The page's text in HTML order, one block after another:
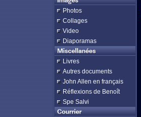
Photos
Collages
Video
Diaporamas
Livres
Autres documents
John Allen en français
Réflexions de Benoît
Spe Salvi